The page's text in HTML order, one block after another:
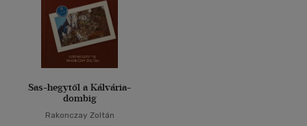
Sas-hegytől a Kálvária-
dombig
Rakonczay Zoltán